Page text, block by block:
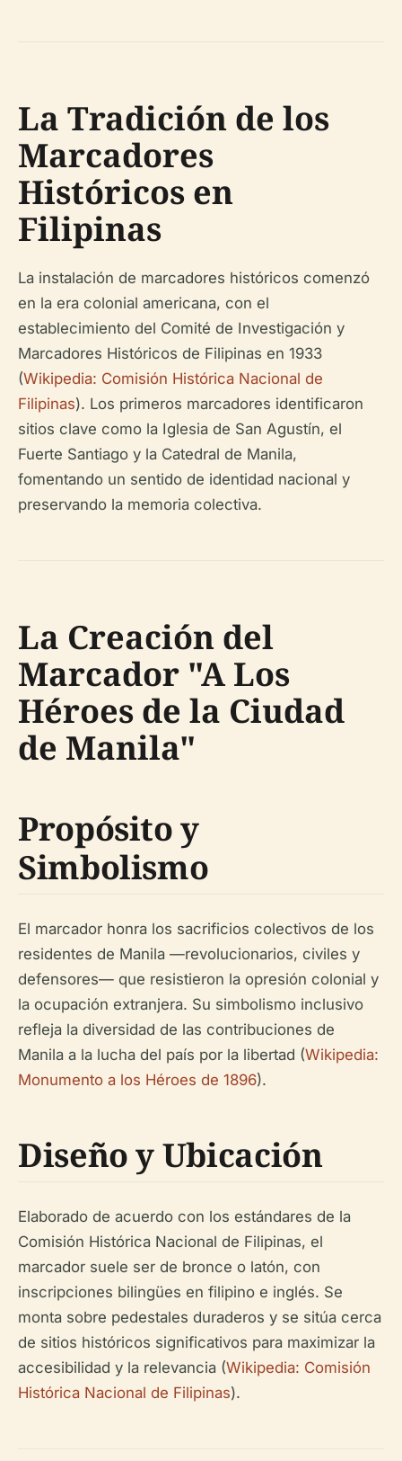
La Tradición de los
Marcadores
Históricos en
Filipinas
La instalación de marcadores históricos comenzó
en la era colonial americana, con el
establecimiento del Comité de Investigación y
Marcadores Históricos de Filipinas en 1933
(Wikipedia: Comisión Histórica Nacional de
Filipinas). Los primeros marcadores identificaron
sitios clave como la Iglesia de San Agustín, el
Fuerte Santiago y la Catedral de Manila,
fomentando un sentido de identidad nacional y
preservando la memoria colectiva.
La Creación del
Marcador "A Los
Héroes de la Ciudad
de Manila"
Propósito y
Simbolismo
El marcador honra los sacrificios colectivos de los
residentes de Manila —revolucionarios, civiles y
defensores— que resistieron la opresión colonial y
la ocupación extranjera. Su simbolismo inclusivo
refleja la diversidad de las contribuciones de
Manila a la lucha del país por la libertad (Wikipedia:
Monumento a los Héroes de 1896).
Diseño y Ubicación
Elaborado de acuerdo con los estándares de la
Comisión Histórica Nacional de Filipinas, el
marcador suele ser de bronce o latón, con
inscripciones bilingües en filipino e inglés. Se
monta sobre pedestales duraderos y se sitúa cerca
de sitios históricos significativos para maximizar la
accesibilidad y la relevancia (Wikipedia: Comisión
Histórica Nacional de Filipinas).